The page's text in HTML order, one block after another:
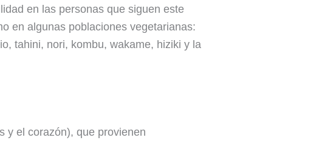
en las personas que siguen este
en algunas poblaciones vegetarianas:
tahini, nori, kombu, wakame, hiziki y la
y el corazón), que provienen